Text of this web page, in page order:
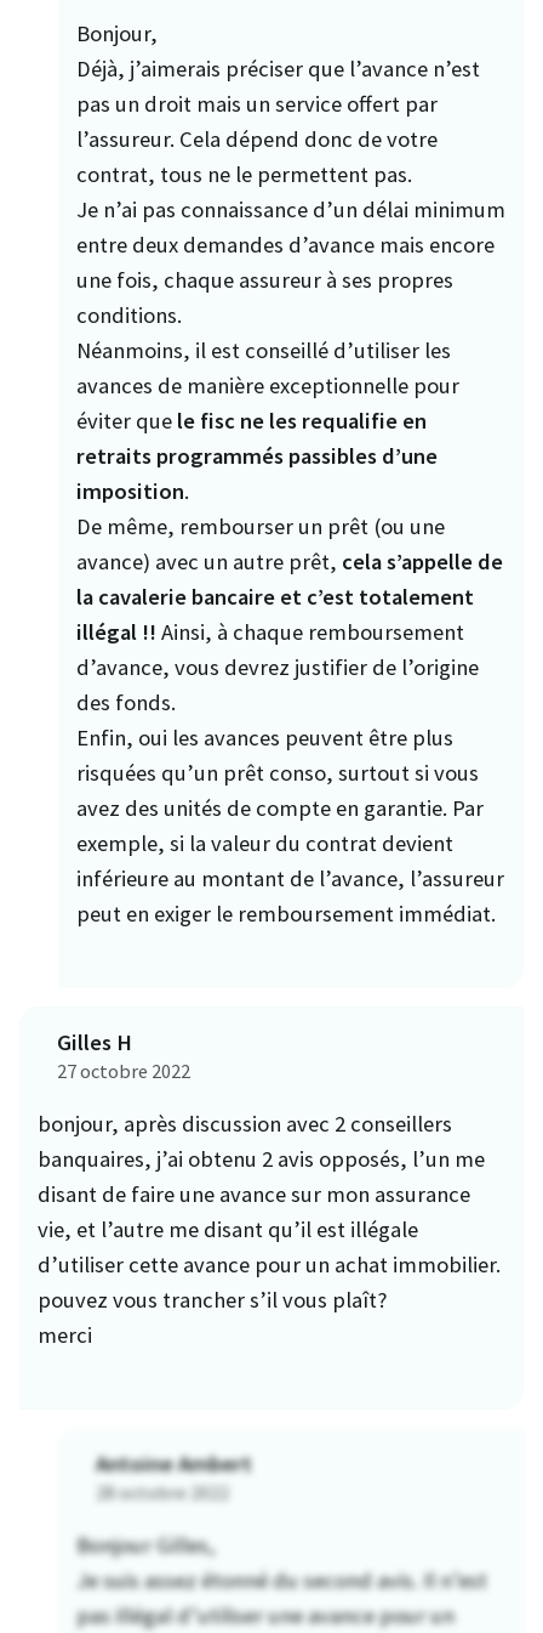
Bonjour,
Déjà, j’aimerais préciser que l’avance n’est
pas un droit mais un service offert par
l’assureur. Cela dépend donc de votre
contrat, tous ne le permettent pas.
Je n’ai pas connaissance d’un délai minimum
entre deux demandes d’avance mais encore
une fois, chaque assureur à ses propres
conditions.
Néanmoins, il est conseillé d’utiliser les
avances de manière exceptionnelle pour
éviter que le fisc ne les requalifie en
retraits programmés passibles d’une
imposition.
De même, rembourser un prêt (ou une
avance) avec un autre prêt, cela s’appelle de
la cavalerie bancaire et c’est totalement
illégal !! Ainsi, à chaque remboursement
d’avance, vous devrez justifier de l’origine
des fonds.
Enfin, oui les avances peuvent être plus
risquées qu’un prêt conso, surtout si vous
avez des unités de compte en garantie. Par
exemple, si la valeur du contrat devient
inférieure au montant de l’avance, l’assureur
peut en exiger le remboursement immédiat.
Gilles H
27 octobre 2022
bonjour, après discussion avec 2 conseillers
banquaires, j’ai obtenu 2 avis opposés, l’un me
disant de faire une avance sur mon assurance
vie, et l’autre me disant qu’il est illégale
d’utiliser cette avance pour un achat immobilier.
pouvez vous trancher s’il vous plaît?
merci
Antoine Ambert
28 octobre 2022
Bonjour Gilles,
Je suis assez étonné du second avis. Il n’est
pas illégal d’utiliser une avance pour un